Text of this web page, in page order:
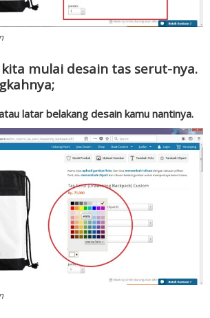
mulai desain tas serut-nya.
latar belakang desain kamu nantinya.